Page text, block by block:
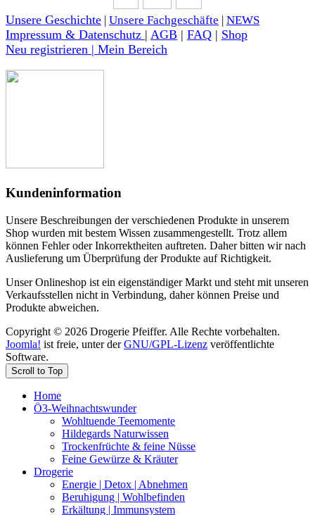
Unsere Geschichte | Unsere Fachgeschäfte | NEWS
Impressum & Datenschutz | AGB | FAQ | Shop
Neu registrieren | Mein Bereich
Kundeninformation
Unsere Beschreibungen der verschiedenen Produkte in unserem
Shop wurden mit bestem Wissen zusammengestellt. Trotz allem
können Fehler oder Inkorrektheiten auftreten. Daher bitten wir nach
Auslieferung um Überprüfung der Produkte auf Richtigkeit.
Unser Onlineshop ist ein eigenständiger Markt und steht mit unseren
Verkaufsstellen nicht in Verbindung, daher können Preise und
Produkte abweichen.
Copyright © 2026 Drogerie Pfeiffer. Alle Rechte vorbehalten.
Joomla! ist freie, unter derGNU/GPL-Lizenz veröffentlichte
Software.
Scroll to Top
Home
Ö3-Weihnachtswunder
Wohltuende Teemomente
Hildegards Naturwissen
Trockenfrüchte & feine Nüsse
Feine Gewürze & Kräuter
Drogerie
Energie | Detox | Abnehmen
Beruhigung | Wohlbefinden
Erkältung | Immunsystem